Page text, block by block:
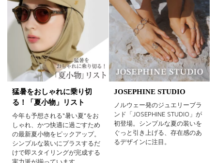
猛暑をおしゃれに乗り切
る！「夏小物」リスト
今年も予想される“暑い夏”をお
しゃれ、かつ快適に過ごすため
の最新夏小物をピックアップ。
シンプルな装いにプラスするだ
けで即スタイリングが完成する
JOSEPHINE STUDIO
ノルウェー発のジュエリーブラ
ンド「JOSEPHINE STUDIO」が
初登場。シンプルな夏の装いを
ぐっと引き上げる、存在感のあ
るデザインに注目。